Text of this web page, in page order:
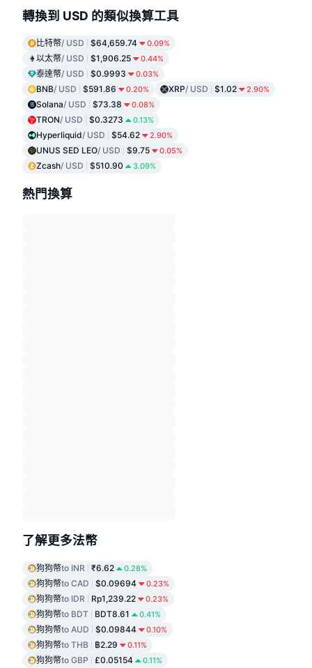
轉換到 USD 的類似換算工具
比特幣/ USD $64,659.74 0.09%
以太幣/ USD $1,906.25 0.44%
泰達幣/ USD $0.9993 0.03%
BNB/ USD $591.86 0.20% XRP/ USD $1.02 2.90%
Solana/ USD $73.38 0.08%
TRON/ USD $0.3273 0.13%
Hyperliquid/ USD $54.62 2.90%
UNUS SED LEO/ USD $9.75 0.05%
Zcash/ USD $510.90 3.09%
熱門換算
了解更多法幣
狗狗幣to INR ₹6.62 0.28%
狗狗幣to CAD $0.09694 0.23%
狗狗幣to IDR Rp1,239.22 0.23%
狗狗幣to BDT BDT8.61 0.41%
狗狗幣to AUD $0.09844 0.10%
狗狗幣to THB ฿2.29 0.11%
狗狗幣to GBP £0.05154 0.11%